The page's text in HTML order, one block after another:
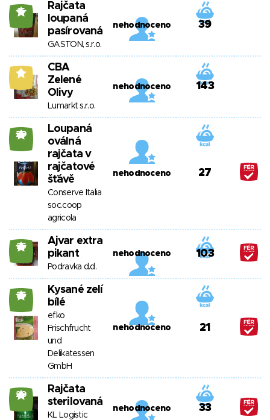
15
Rajčata
loupaná
pasírovaná
GASTON, s.r.o.
nehodnoceno 39
9
CBA
Zelené
Olivy
Lumarkt s.r.o.
nehodnoceno 143
20
Loupaná
oválná
rajčata v
rajčatové
šťávě
Conserve Italia
soc.coop
agricola
nehodnoceno 27
25
Ajvar extra
pikant
Podravka d.d.
nehodnoceno 103
25
Kysané zelí
bílé
efko
Frischfrucht
und
Delikatessen
GmbH
nehodnoceno 21
20
Rajčata
sterilovaná
KL Logistic
nehodnoceno 33